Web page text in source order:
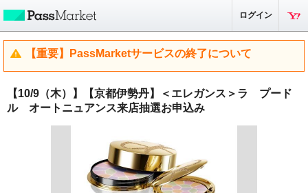
ログイン
【重要】PassMarketサービスの終了について
【10/9（木）】【京都伊勢丹】＜エレガンス＞ラ プード
ル オートニュアンス来店抽選お申込み